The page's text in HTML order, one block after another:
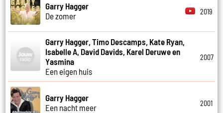
Garry Hagger
De zomer
2019
Garry Hagger, Timo Descamps, Kate Ryan,
Isabelle A, David Davids, Karel Deruwe en
Yasmina
Een eigen huis
2007
Garry Hagger
Een nacht meer
2001